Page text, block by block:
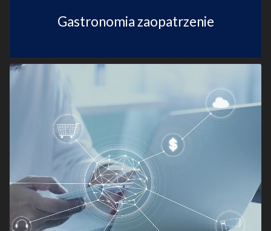
Gastronomia zaopatrzenie